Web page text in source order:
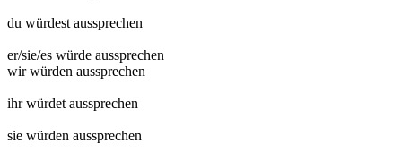
du würdestaussprechen
er/sie/es würde aussprechen
wir würden aussprechen
ihr würdetaussprechen
sie würden aussprechen